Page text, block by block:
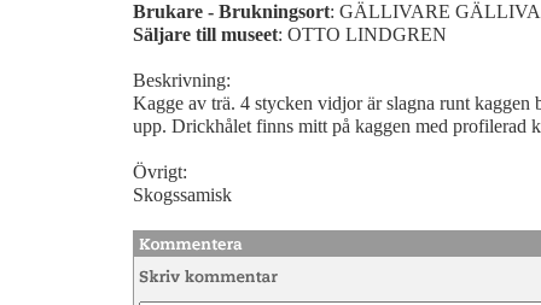
Brukare - Brukningsort: GÄLLIVARE
Säljare till museet: OTTO LINDGREN
Beskrivning:
Kagge av trä. 4 stycken vidjor är slagna runt kaggen
upp. Drickhålet finns mitt på kaggen med profilerad
Övrigt:
Skogssamisk